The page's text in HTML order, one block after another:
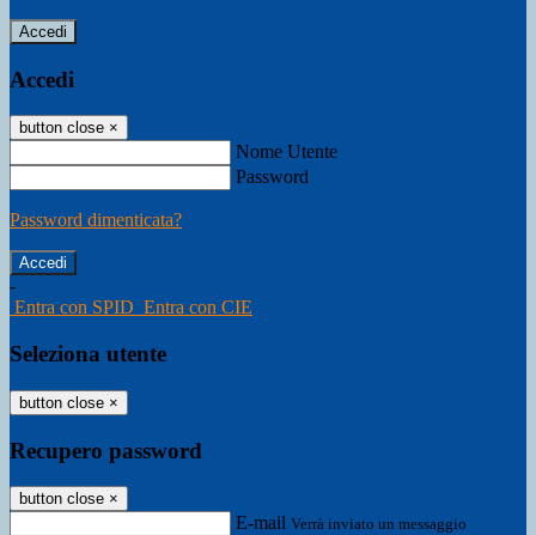
Accedi
Accedi
button close ×
Nome Utente
Password
Password dimenticata?
-
Entra con SPID Entra con CIE
Seleziona utente
button close ×
Recupero password
button close ×
E-mail Verrà inviato un messaggio